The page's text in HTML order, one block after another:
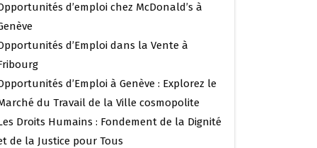
d’emploi chez McDonald’s à
d’Emploi dans la Vente à
d’Emploi à Genève : Explorez le
du Travail de la Ville cosmopolite
Droits Humains : Fondement de la Dignité
de la Justice pour Tous